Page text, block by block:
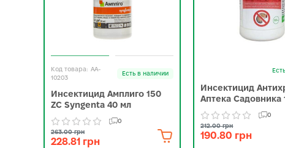
AA-
10203
Есть в наличии
Инсектицид Амплиго 150
ZC Syngenta 40 мл
0
263.00 грн
228.81 грн
Инсектицид
Аптека Садовника
0
212.00 грн
190.80 грн